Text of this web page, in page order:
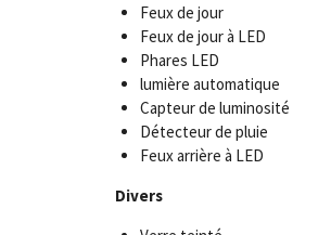
Feux de jour
Feux de jour à LED
Phares LED
lumière automatique
Capteur de luminosité
Détecteur de pluie
Feux arrière à LED
Divers